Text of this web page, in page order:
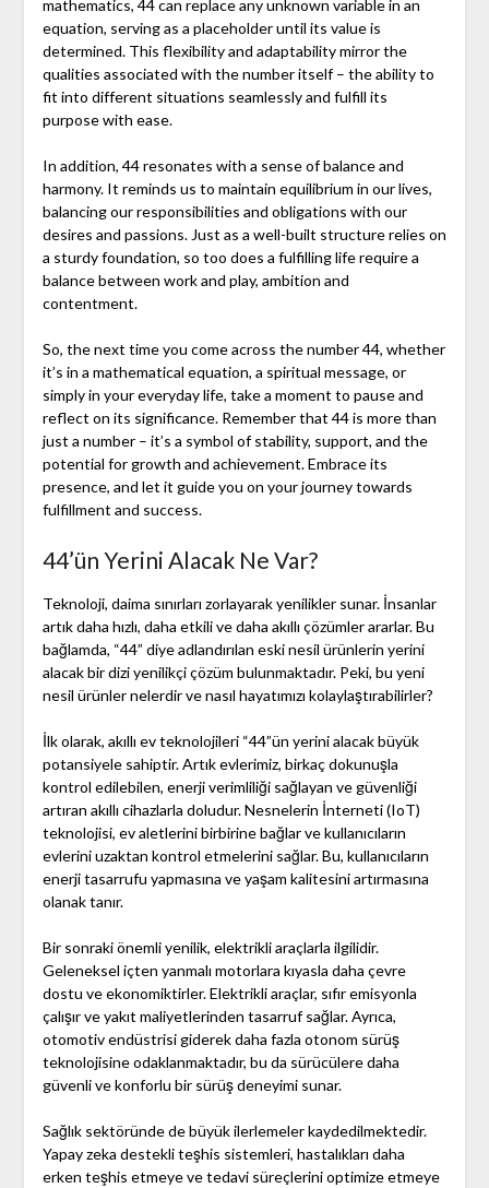
mathematics, 44 can replace any unknown variable in an
equation, serving as a placeholder until its value is
determined. This flexibility and adaptability mirror the
qualities associated with the number itself – the ability to
fit into different situations seamlessly and fulfill its
purpose with ease.
In addition, 44 resonates with a sense of balance and
harmony. It reminds us to maintain equilibrium in our lives,
balancing our responsibilities and obligations with our
desires and passions. Just as a well-built structure relies on
a sturdy foundation, so too does a fulfilling life require a
balance between work and play, ambition and
contentment.
So, the next time you come across the number 44, whether
it’s in a mathematical equation, a spiritual message, or
simply in your everyday life, take a moment to pause and
reflect on its significance. Remember that 44 is more than
just a number – it’s a symbol of stability, support, and the
potential for growth and achievement. Embrace its
presence, and let it guide you on your journey towards
fulfillment and success.
44’ün Yerini Alacak Ne Var?
Teknoloji, daima sınırları zorlayarak yenilikler sunar. İnsanlar
artık daha hızlı, daha etkili ve daha akıllı çözümler ararlar. Bu
bağlamda, “44” diye adlandırılan eski nesil ürünlerin yerini
alacak bir dizi yenilikçi çözüm bulunmaktadır. Peki, bu yeni
nesil ürünler nelerdir ve nasıl hayatımızı kolaylaştırabilirler?
İlk olarak, akıllı ev teknolojileri “44”ün yerini alacak büyük
potansiyele sahiptir. Artık evlerimiz, birkaç dokunuşla
kontrol edilebilen, enerji verimliliği sağlayan ve güvenliği
artıran akıllı cihazlarla doludur. Nesnelerin İnterneti (IoT)
teknolojisi, ev aletlerini birbirine bağlar ve kullanıcıların
evlerini uzaktan kontrol etmelerini sağlar. Bu, kullanıcıların
enerji tasarrufu yapmasına ve yaşam kalitesini artırmasına
olanak tanır.
Bir sonraki önemli yenilik, elektrikli araçlarla ilgilidir.
Geleneksel içten yanmalı motorlara kıyasla daha çevre
dostu ve ekonomiktirler. Elektrikli araçlar, sıfır emisyonla
çalışır ve yakıt maliyetlerinden tasarruf sağlar. Ayrıca,
otomotiv endüstrisi giderek daha fazla otonom sürüş
teknolojisine odaklanmaktadır, bu da sürücülere daha
güvenli ve konforlu bir sürüş deneyimi sunar.
Sağlık sektöründe de büyük ilerlemeler kaydedilmektedir.
Yapay zeka destekli teşhis sistemleri, hastalıkları daha
erken teşhis etmeye ve tedavi süreçlerini optimize etmeye